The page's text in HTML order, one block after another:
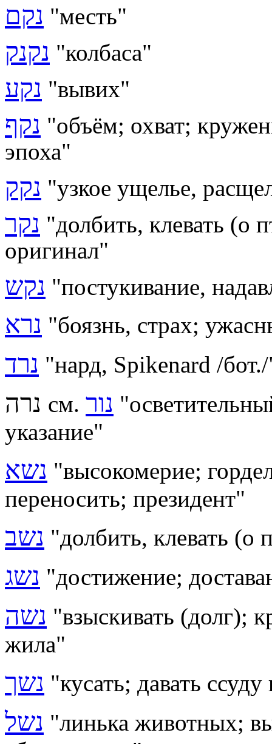
נקם "месть"
נקנק "колбаса"
נקע "вывих"
נקף "объём; охват;
эпоха"
נקק "узкое ущелье,
נקר "долбить, клевать (о
оригинал"
נקש "постукивание,
נרא "боязнь, страх;
נרד "нард, Spikenard /
см. נור
указание"
נשא "высокомерие;
переносить; президент"
נשב "долбить, клевать (о
נשג "достижение;
נשה "взыскивать (долг);
жила"
נשך "кусать; давать
נשל "линька животных;